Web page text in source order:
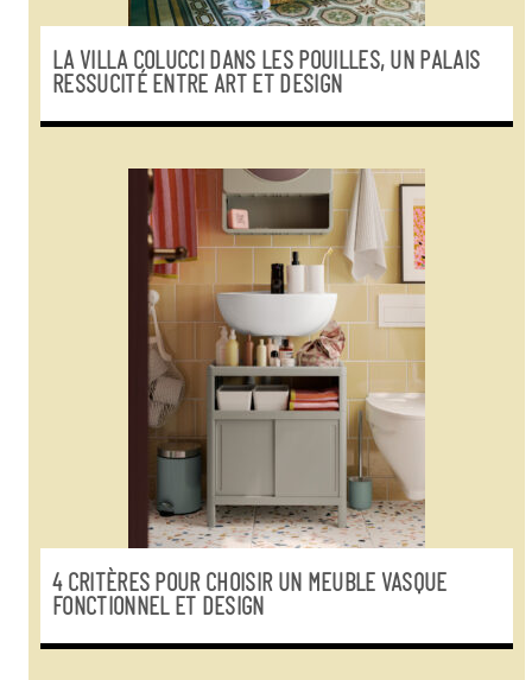
LA VILLA COLUCCI DANS LES POUILLES, UN PALAIS
RESSUCITÉ ENTRE ART ET DESIGN
4 CRITÈRES POUR CHOISIR UN MEUBLE VASQUE
FONCTIONNEL ET DESIGN